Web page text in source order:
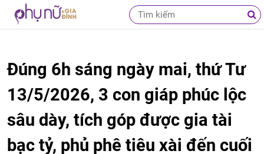
Đúng 6h sáng ngày mai, thứ Tư
13/5/2026, 3 con giáp phúc lộc
sâu dày, tích góp được gia tài
bạc tỷ, phủ phê tiêu xài đến cuối